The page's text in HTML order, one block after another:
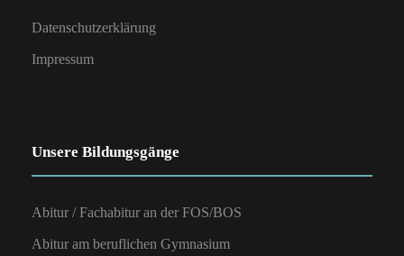
Datenschutzerklärung
Impressum
Unsere Bildungsgänge
Abitur / Fachabitur an der FOS/BOS
Abitur am beruflichen Gymnasium